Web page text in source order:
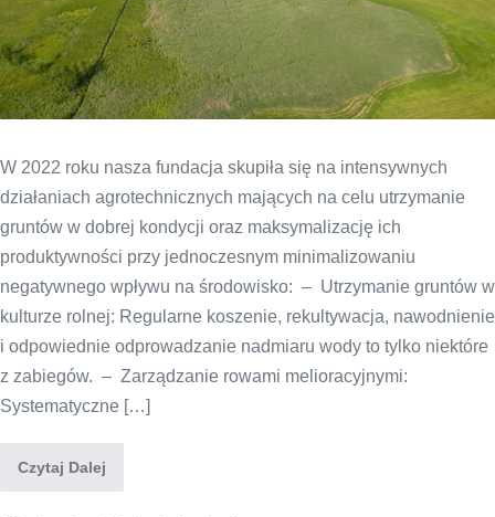
W 2022 roku nasza fundacja skupiła się na intensywnych
działaniach agrotechnicznych mających na celu utrzymanie
gruntów w dobrej kondycji oraz maksymalizację ich
produktywności przy jednoczesnym minimalizowaniu
negatywnego wpływu na środowisko: – Utrzymanie gruntów w
kulturze rolnej: Regularne koszenie, rekultywacja, nawodnienie
i odpowiednie odprowadzanie nadmiaru wody to tylko niektóre
z zabiegów. – Zarządzanie rowami melioracyjnymi:
Systematyczne […]
Czytaj Dalej